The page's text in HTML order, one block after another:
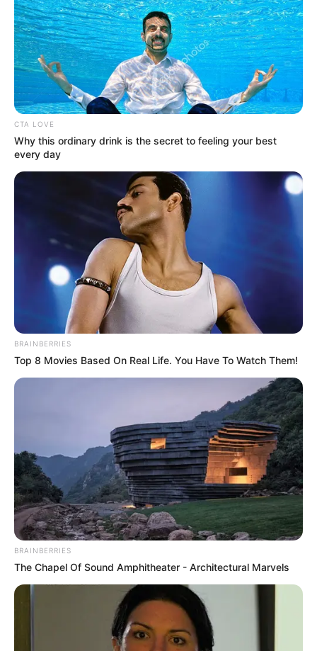
CTA LOVE
Why this ordinary drink is the secret to feeling your best
every day
BRAINBERRIES
Top 8 Movies Based On Real Life. You Have To Watch Them!
BRAINBERRIES
The Chapel Of Sound Amphitheater - Architectural Marvels